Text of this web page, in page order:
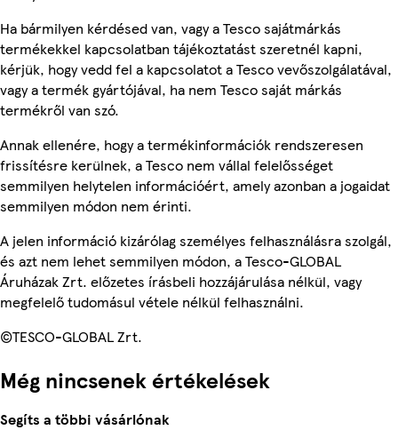
Ha bármilyen kérdésed van, vagy a Tesco sajátmárkás
termékekkel kapcsolatban tájékoztatást szeretnél kapni,
kérjük, hogy vedd fel a kapcsolatot a Tesco vevőszolgálatával,
vagy a termék gyártójával, ha nem Tesco saját márkás
termékről van szó.
Annak ellenére, hogy a termékinformációk rendszeresen
frissítésre kerülnek, a Tesco nem vállal felelősséget
semmilyen helytelen információért, amely azonban a jogaidat
semmilyen módon nem érinti.
A jelen információ kizárólag személyes felhasználásra szolgál,
és azt nem lehet semmilyen módon, a Tesco-GLOBAL
Áruházak Zrt. előzetes írásbeli hozzájárulása nélkül, vagy
megfelelő tudomásul vétele nélkül felhasználni.
©TESCO-GLOBAL Zrt.
Még nincsenek értékelések
Segíts a többi vásárlónak